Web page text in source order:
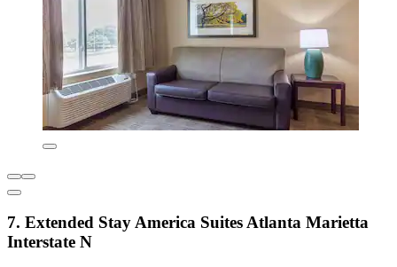
7. Extended Stay America Suites Atlanta Marietta
Interstate N